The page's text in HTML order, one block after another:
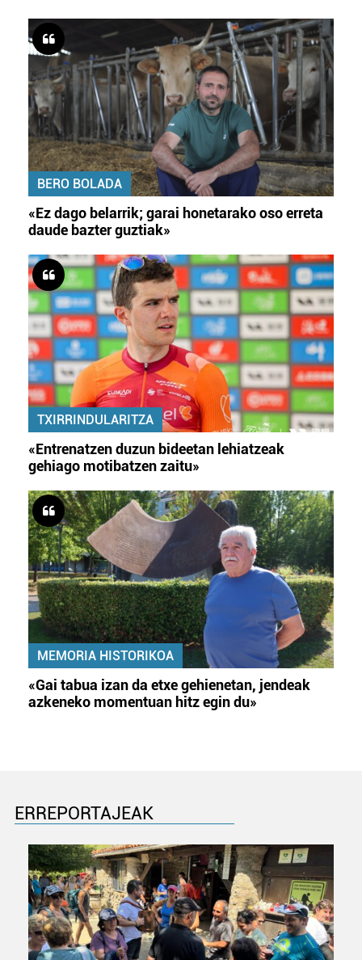
BERO BOLADA
«Ez dago belarrik; garai honetarako oso erreta
daude bazter guztiak»
TXIRRINDULARITZA
«Entrenatzen duzun bideetan lehiatzeak
gehiago motibatzen zaitu»
MEMORIA HISTORIKOA
«Gai tabua izan da etxe gehienetan, jendeak
azkeneko momentuan hitz egin du»
ERREPORTAJEAK